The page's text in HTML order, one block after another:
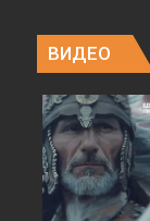
ВИДЕО